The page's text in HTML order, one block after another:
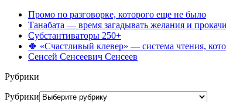
Промо по разговорке, которого еще не было
Танабата — время загадывать желания и
Субстантиваторы 250+
🍀 «Счастливый клевер» — система чтения,
Сенсей Сенсеевич Сенсеев
Рубрики
Рубрики